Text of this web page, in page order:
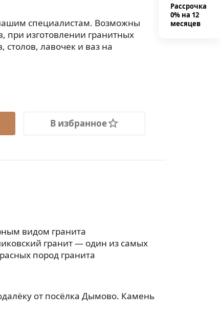
специалистам. Возможны
при изготовлении гранитных
столов, лавочек и ваз на
В избранное
видом гранита
гранит — один из самых
пород гранита
от посёлка Дымово. Камень
Рассрочка
0% на 12
месяцев